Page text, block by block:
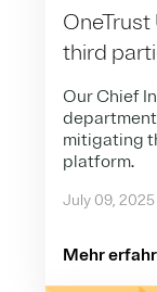
third
Our Chief
mitigating
platform.
July 09, 2025
Mehr